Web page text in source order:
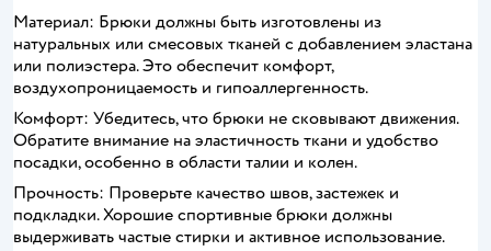
Материал: Брюки должны быть изготовлены из
натуральных или смесовых тканей с добавлением эластана
или полиэстера. Это обеспечит комфорт,
воздухопроницаемость и гипоаллергенность.
Комфорт: Убедитесь, что брюки не сковывают движения.
Обратите внимание на эластичность ткани и удобство
посадки, особенно в области талии и колен.
Прочность: Проверьте качество швов, застежек и
подкладки. Хорошие спортивные брюки должны
выдерживать частые стирки и активное использование.